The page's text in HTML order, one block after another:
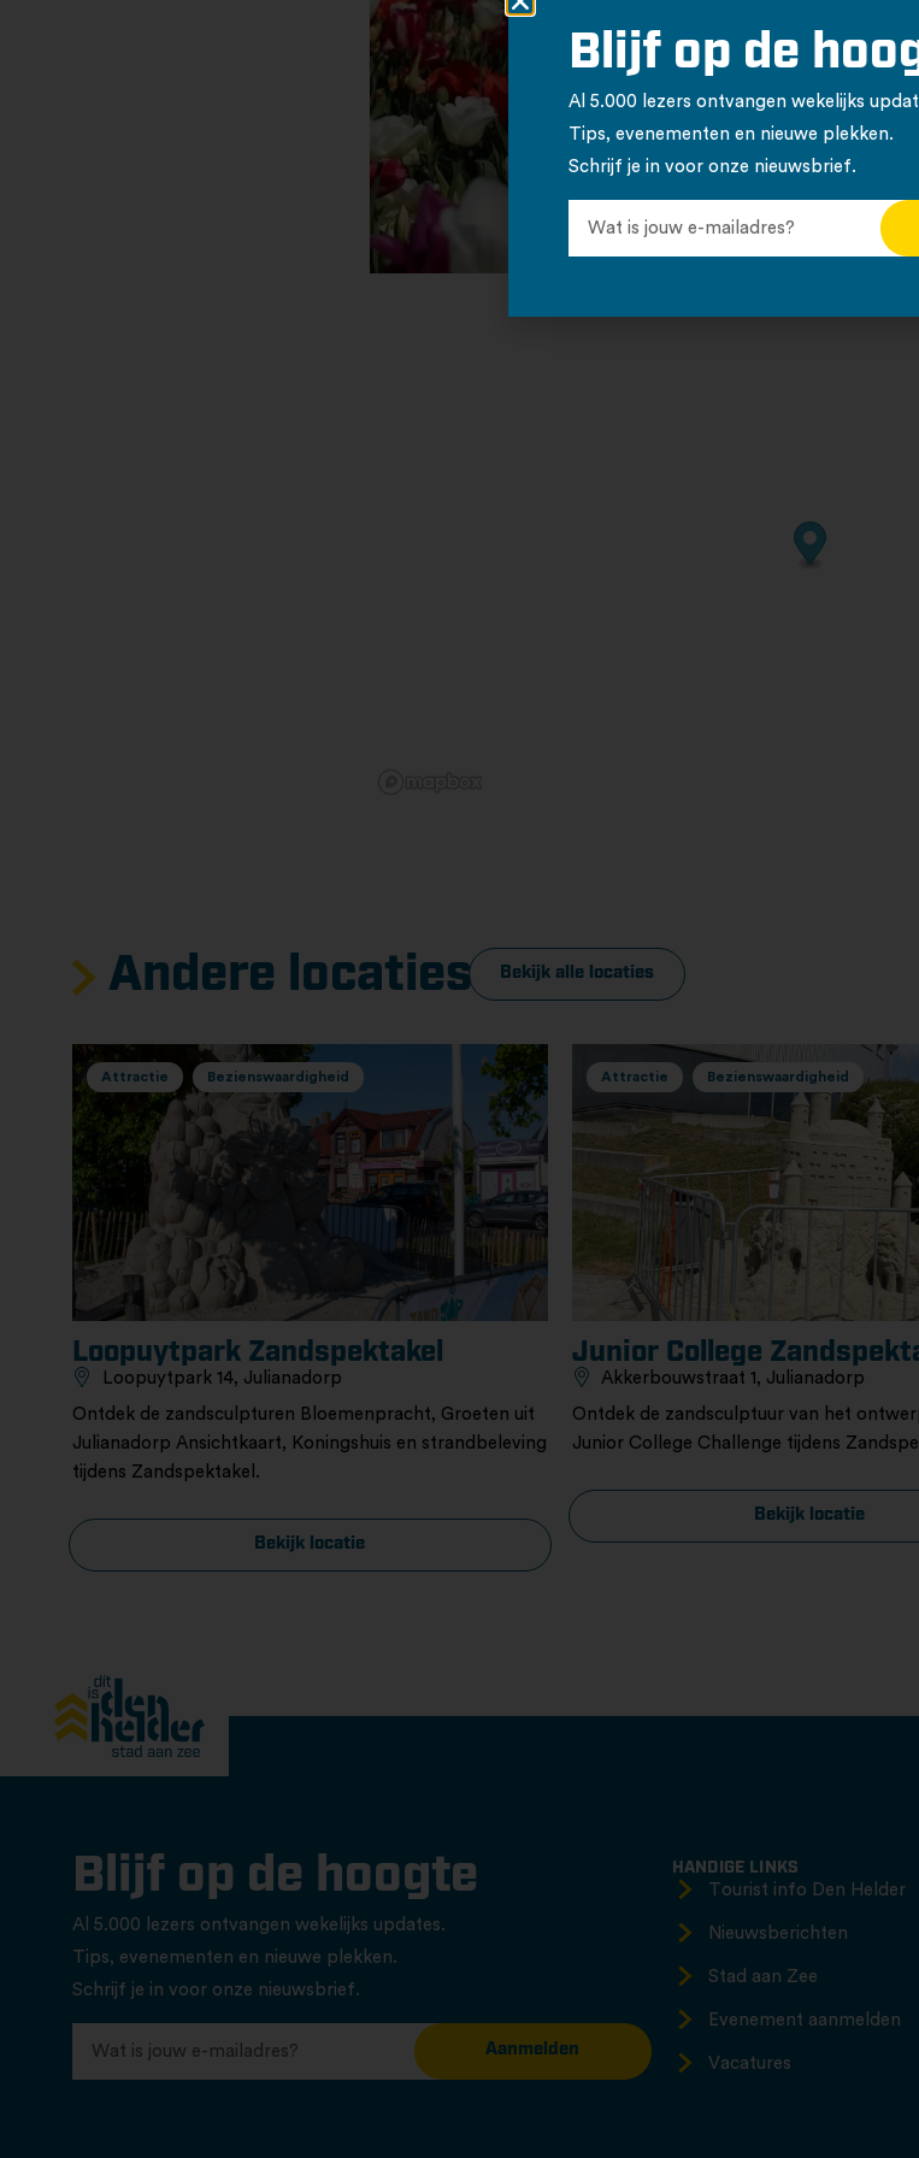
Andere locaties Bekijk alle locaties
Attractie Bezienswaardigheid
Loopuytpark Zandspektakel
Loopuytpark 14, Julianadorp
Ontdek de zandsculpturen Bloemenpracht, Groeten uit
Julianadorp Ansichtkaart, Koningshuis en strandbeleving
tijdens Zandspektakel.
Bekijk locatie
Attractie Bezienswaardigheid
Junior College
Akkerbouwstraat 1, Julianadorp
Ontdek de zandsculptuur van het
Junior College Challenge tijdens
Bekijk locatie
Blijf op de hoogte
Al 5.000 lezers ontvangen wekelijks updates.
Tips, evenementen en nieuwe plekken.
Schrijf je in voor onze nieuwsbrief.
Aanmelden
HANDIGE LINKS
Tourist info Den Helder
Nieuwsberichten
Stad aan Zee
Evenement aanmelden
Vacatures
Blijf op de
Al 5.000 lezers ontvangen wekelijks
Tips, evenementen en nieuwe plekken.
Schrijf je in voor onze nieuwsbrief.